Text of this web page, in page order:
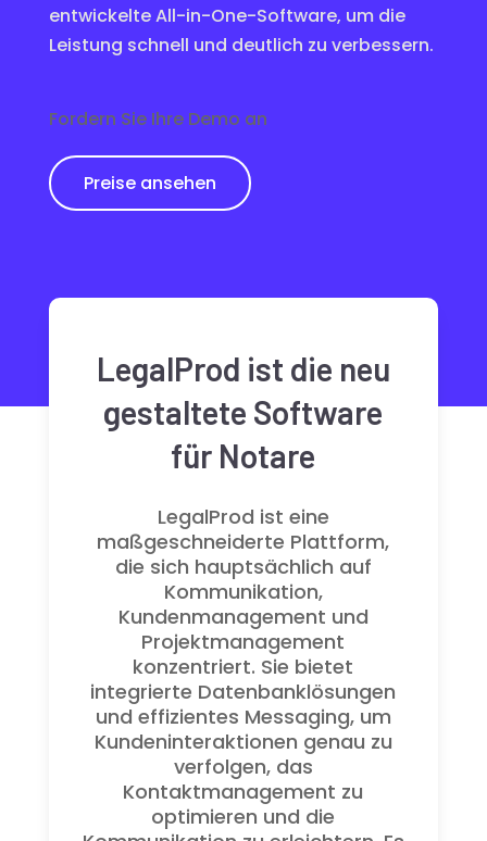
entwickelte All-in-One-Software, um die
Leistung schnell und deutlich zu verbessern.
Fordern Sie Ihre Demo an
Preise ansehen
LegalProd ist die neu
gestaltete Software
für Notare
LegalProd ist eine
maßgeschneiderte Plattform,
die sich hauptsächlich auf
Kommunikation,
Kundenmanagement und
Projektmanagement
konzentriert. Sie bietet
integrierte Datenbanklösungen
und effizientes Messaging, um
Kundeninteraktionen genau zu
verfolgen, das
Kontaktmanagement zu
optimieren und die